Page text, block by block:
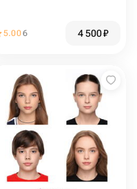
5.006 4 500₽